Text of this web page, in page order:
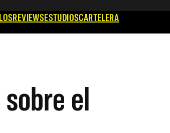
REVIEWSESTUDIOSCARTELERA
el